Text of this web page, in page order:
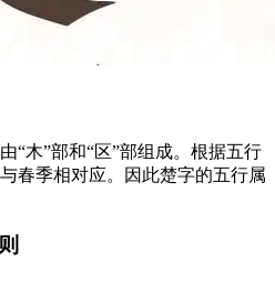
“木”部和“区”部组成。根据五行
春季相对应。因此楚字的五行属